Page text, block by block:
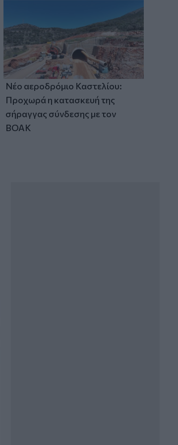
18:59
Καστέλλι: Παρουσία του υπ. Υποδομών
Χρίστου Δήμα οι υπογραφές για τα
ραντάρ του νέου αεροδρομίου
Νέο αεροδρόμιο Καστελίου:
Προχωρά η κατασκευή της
σήραγγας σύνδεσης με τον
ΒΟΑΚ